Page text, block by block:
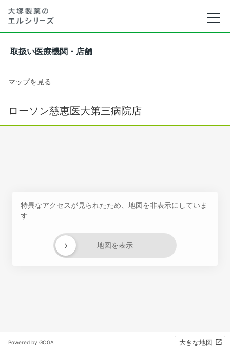
取扱い医療機関・店舗
マップを見る
ローソン慈恵医大第三病院店
特異なアクセスが見られたため、地図を非表示にしていま
す
地図を表示
›
Powered by GOGA 大きな地図